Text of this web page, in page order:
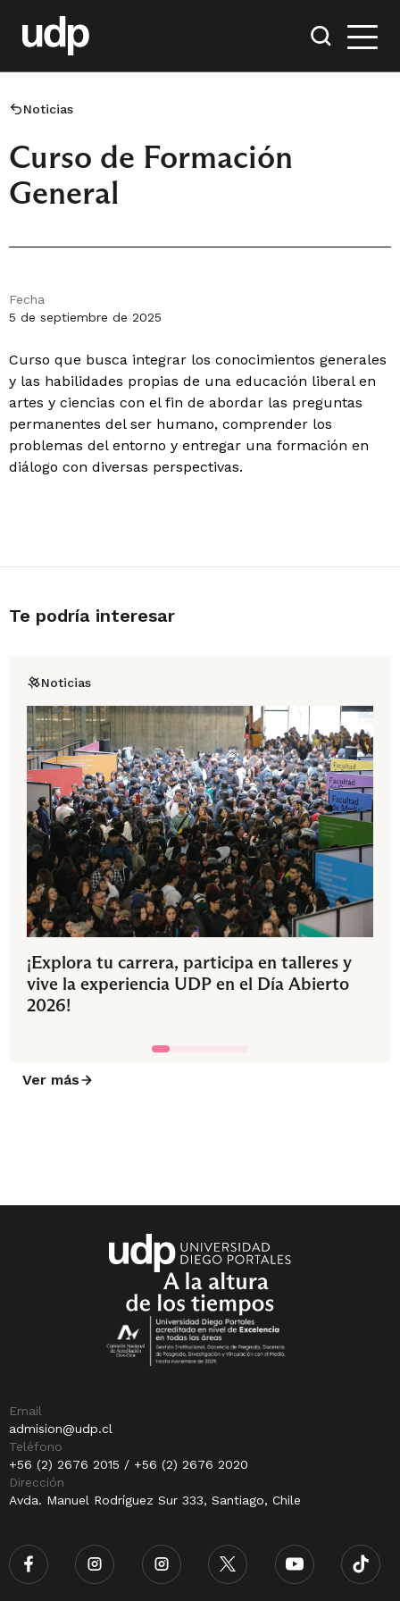
Noticias
Curso de Formación
General
Fecha
5 de septiembre de 2025
Curso que busca integrar los conocimientos generales
y las habilidades propias de una educación liberal en
artes y ciencias con el fin de abordar las preguntas
permanentes del ser humano, comprender los
problemas del entorno y entregar una formación en
diálogo con diversas perspectivas.
Te podría interesar
Noticias
¡Explora tu carrera, participa en talleres y
vive la experiencia UDP en el Día Abierto
2026!
Ver más
Email
admision@udp.cl
Teléfono
+56 (2) 2676 2015 / +56 (2) 2676 2020
Dirección
Avda. Manuel Rodríguez Sur 333, Santiago, Chile